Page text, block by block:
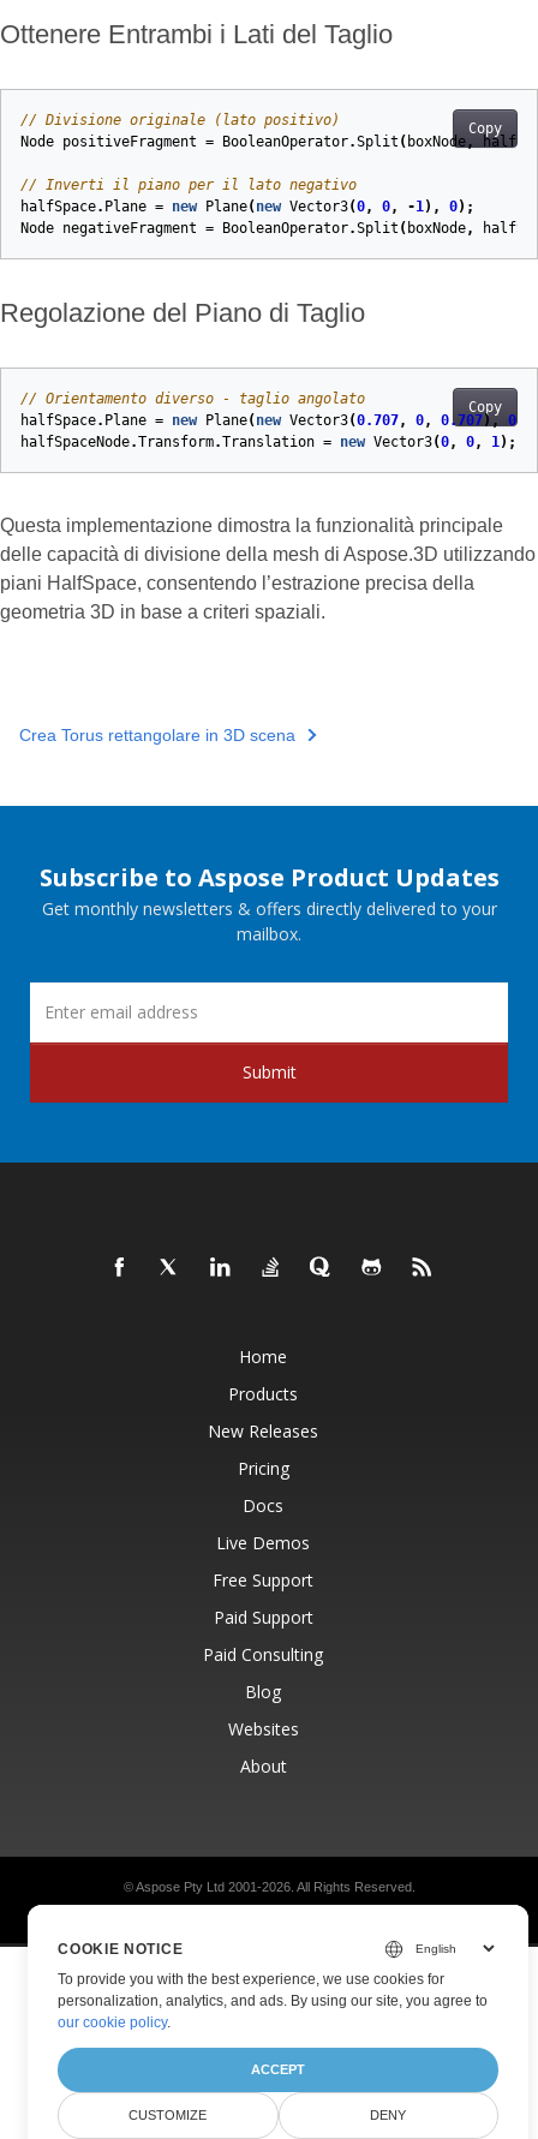
Ottenere Entrambi i Lati del Taglio
Copy
// Divisione originale (lato positivo)
Node positiveFragment = BooleanOperator.Split ( boxNode,
// Inverti il piano per il lato negativo
halfSpace. Plane = new Plane(new Vector3(0, 0, -1 ), 0);
Node negativeFragment = BooleanOperator.Split ( boxNode,
Regolazione del Piano di Taglio
Copy
// Orientamento diverso - taglio angolato
halfSpace. Plane = new Plane(new Vector3(0.707, 0, 0.707), 0);
halfSpaceNode.Transform.Translation = new Vector3(0, 0, 1 );
Questa implementazione dimostra la funzionalità principale
delle capacità di divisione della mesh di Aspose.3D utilizzando
piani HalfSpace, consentendo l’estrazione precisa della
geometria 3D in base a criteri spaziali.
Crea Torus rettangolare in 3D scena
Subscribe to Aspose Product Updates
Get monthly newsletters & offers directly delivered to your
mailbox.
Submit
Home
Products
New Releases
Pricing
Docs
Live Demos
Free Support
Paid Support
Paid Consulting
Blog
Websites
About
© Aspose Pty Ltd 2001-2026. All Rights Reserved.
COOKIE NOTICE
To provide you with the best experience, we use cookies for
personalization, analytics, and ads. By using our site, you agree to
our cookie policy.
ACCEPT
CUSTOMIZE DENY